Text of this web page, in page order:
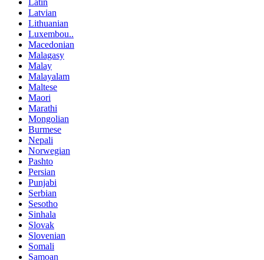
Latin
Latvian
Lithuanian
Luxembou..
Macedonian
Malagasy
Malay
Malayalam
Maltese
Maori
Marathi
Mongolian
Burmese
Nepali
Norwegian
Pashto
Persian
Punjabi
Serbian
Sesotho
Sinhala
Slovak
Slovenian
Somali
Samoan